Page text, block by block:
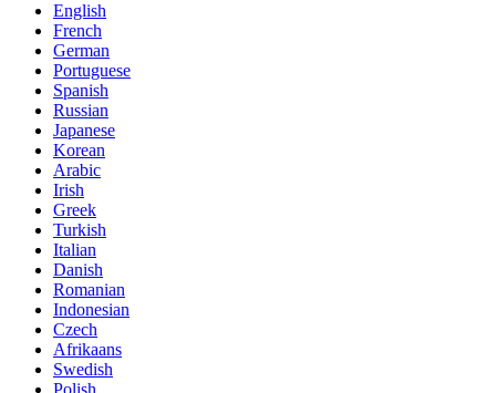
English
French
German
Portuguese
Spanish
Russian
Japanese
Korean
Arabic
Irish
Greek
Turkish
Italian
Danish
Romanian
Indonesian
Czech
Afrikaans
Swedish